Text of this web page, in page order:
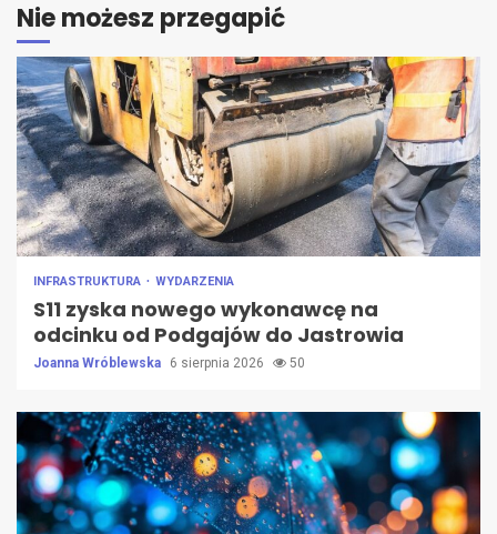
Nie możesz przegapić
INFRASTRUKTURA WYDARZENIA
S11 zyska nowego wykonawcę na
odcinku od Podgajów do Jastrowia
Joanna Wróblewska 6 sierpnia 2026 50